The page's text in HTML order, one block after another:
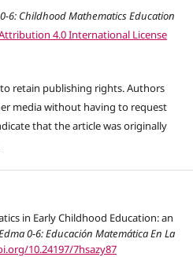
6: Childhood Mathematics Education
4.0 International License
retain publishing rights. Authors
media without having to request
that the article was originally
in Early Childhood Education: an
0-6: Educación Matemática En La
10.24197/7hsazy87